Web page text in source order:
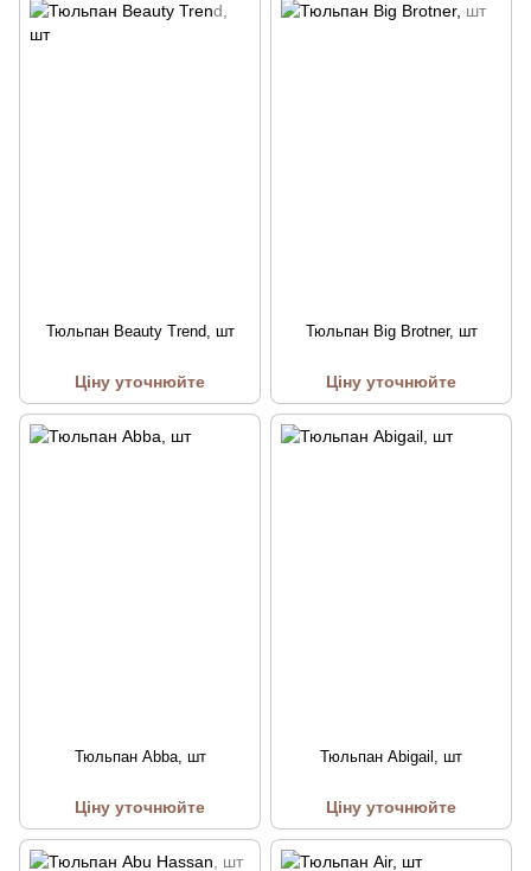
Тюльпан Beauty Trend, шт
Ціну уточнюйте
Тюльпан Big Brotner, шт
Ціну уточнюйте
Тюльпан Abba, шт
Ціну уточнюйте
Тюльпан Abigail, шт
Ціну уточнюйте